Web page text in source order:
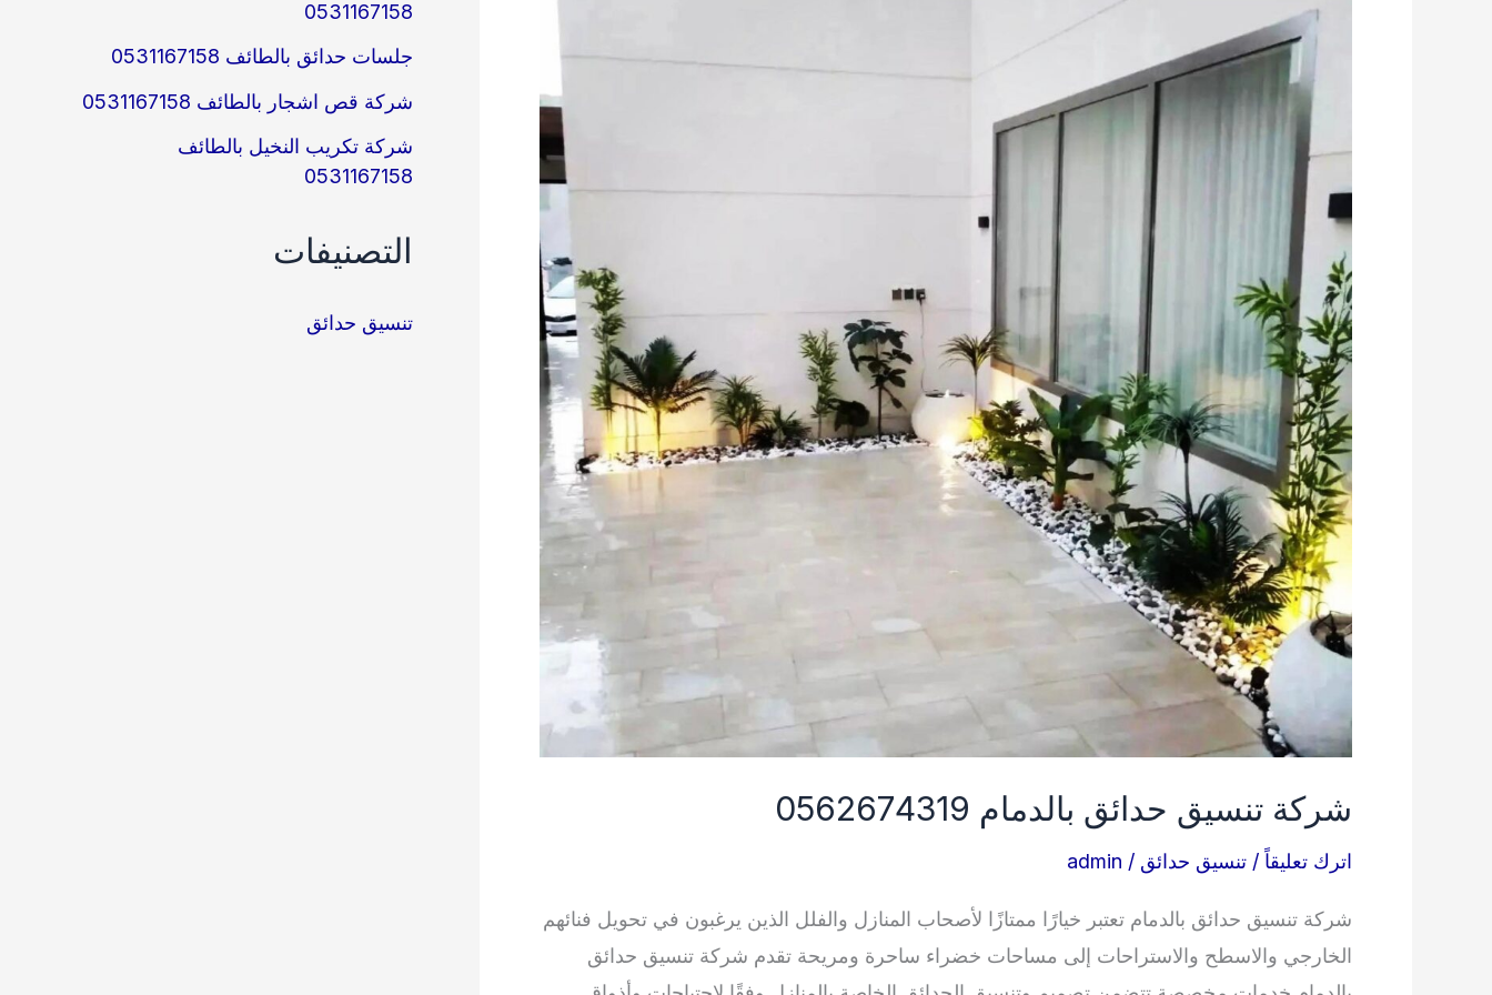
شركة تنسيق حدائق بالدمام 0562674319
اترك تعليقاً / تنسيق حدائق /
admin
شركة تنسيق حدائق بالدمام تعتبر خيارًا ممتازًا لأصحاب المنازل والفلل الذين يرغبون في تحويل فنائهم
الخارجي والاسطح والاستراحات إلى مساحات خضراء ساحرة ومريحة تقدم شركة تنسيق حدائق
0531167158
جلسات حدائق بالطائف 0531167158
شركة قص اشجار بالطائف 0531167158
شركة تكريب النخيل بالطائف
0531167158
التصنيفات
تنسيق حدائق